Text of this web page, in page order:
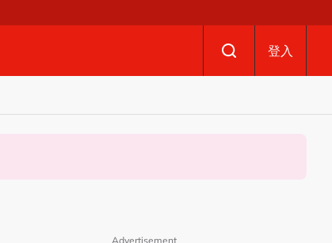
登入
Advertisement